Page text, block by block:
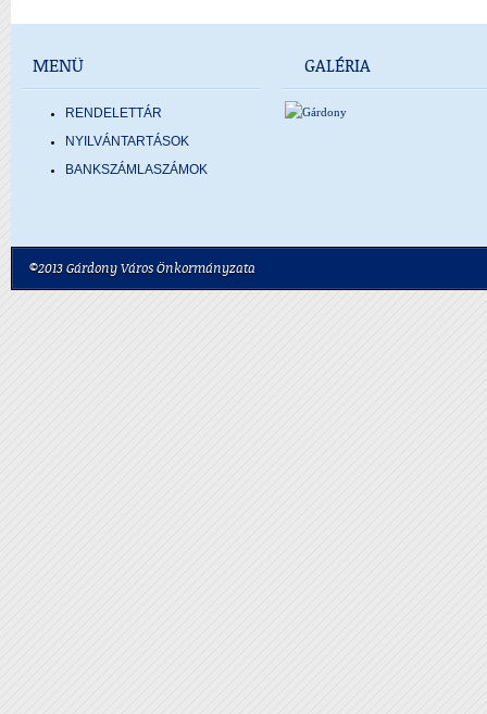
MENÜ
RENDELETTÁR
NYILVÁNTARTÁSOK
BANKSZÁMLASZÁMOK
GALÉRIA
©2013 Gárdony Város Önkormányzata